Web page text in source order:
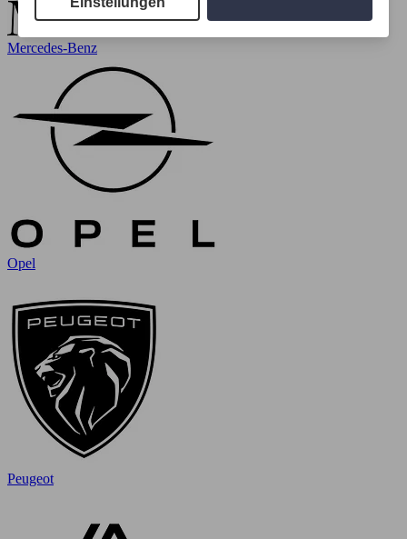
Mercedes-Benz
Opel
Peugeot